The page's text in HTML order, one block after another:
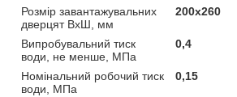
Розмір завантажувальних
дверцят ВхШ, мм
200х260
Випробувальний тиск
води, не менше, МПа
0,4
Номінальний робочий тиск
води, МПа
0,15